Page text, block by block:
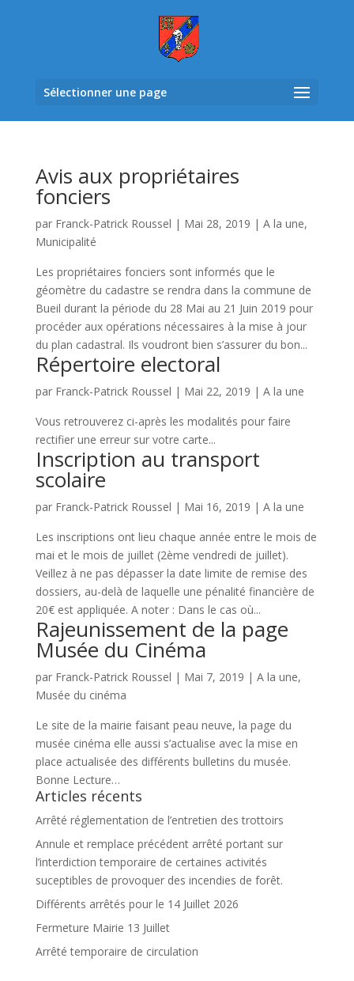
Sélectionner une page
Avis aux propriétaires
fonciers
par Franck-Patrick Roussel | Mai 28, 2019 | A la une,
Municipalité
Les propriétaires fonciers sont informés que le
géomètre du cadastre se rendra dans la commune de
Bueil durant la période du 28 Mai au 21 Juin 2019 pour
procéder aux opérations nécessaires à la mise à jour
du plan cadastral. Ils voudront bien s’assurer du bon...
Répertoire electoral
par Franck-Patrick Roussel | Mai 22, 2019 | A la une
Vous retrouverez ci-après les modalités pour faire
rectifier une erreur sur votre carte...
Inscription au transport
scolaire
par Franck-Patrick Roussel | Mai 16, 2019 | A la une
Les inscriptions ont lieu chaque année entre le mois de
mai et le mois de juillet (2ème vendredi de juillet).
Veillez à ne pas dépasser la date limite de remise des
dossiers, au-delà de laquelle une pénalité financière de
20€ est appliquée. A noter : Dans le cas où...
Rajeunissement de la page
Musée du Cinéma
par Franck-Patrick Roussel | Mai 7, 2019 | A la une,
Musée du cinéma
Le site de la mairie faisant peau neuve, la page du
musée cinéma elle aussi s’actualise avec la mise en
place actualisée des différents bulletins du musée.
Bonne Lecture…
Articles récents
Arrêté réglementation de l’entretien des trottoirs
Annule et remplace précédent arrêté portant sur
l’interdiction temporaire de certaines activités
suceptibles de provoquer des incendies de forêt.
Différents arrêtés pour le 14 Juillet 2026
Fermeture Mairie 13 Juillet
Arrêté temporaire de circulation